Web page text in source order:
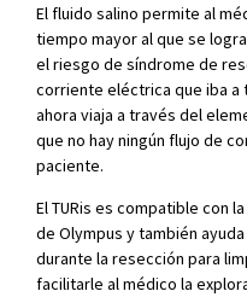
El fluido salino permite al
tiempo mayor al que se
el riesgo de síndrome de
corriente eléctrica que iba a
ahora viaja a través del
que no hay ningún flujo de
paciente.
El TURis es compatible con
de Olympus y también
durante la resección para
facilitarle al médico la